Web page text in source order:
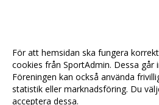
För att hemsidan ska fungera
cookies från SportAdmin. Dessa går
Föreningen kan också använda
statistik eller marknadsföring. Du
acceptera dessa.